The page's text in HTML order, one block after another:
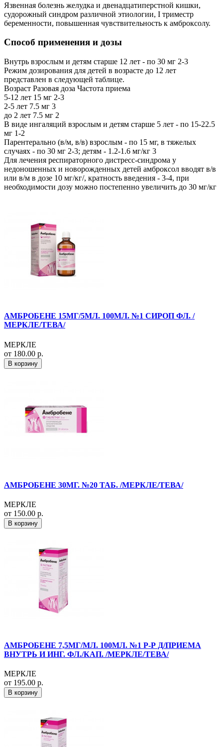
Язвенная болезнь желудка и двенадцатиперстной кишки,
судорожный синдром различной этиологии, I триместр
беременности, повышенная чувствительность к амброксолу.
Способ применения и дозы
Внутрь взрослым и детям старше 12 лет - по 30 мг 2-3
Режим дозирования для детей в возрасте до 12 лет
представлен в следующей таблице.
Возраст Разовая доза Частота приема
5-12 лет 15 мг 2-3
2-5 лет 7.5 мг 3
до 2 лет 7.5 мг 2
В виде ингаляций взрослым и детям старше 5 лет - по 15-22.5
мг 1-2
Парентерально (в/м, в/в) взрослым - по 15 мг, в тяжелых
случаях - по 30 мг 2-3; детям - 1.2-1.6 мг/кг 3
Для лечения респираторного дистресс-синдрома у
недоношенных и новорожденных детей амброксол вводят в/в
или в/м в дозе 10 мг/кг/, кратность введения - 3-4, при
необходимости дозу можно постепенно увеличить до 30 мг/кг
АМБРОБЕНЕ 15МГ/5МЛ. 100МЛ. №1 СИРОП ФЛ. /
МЕРКЛЕ/ТЕВА/
МЕРКЛЕ
от 180.00 р.
В корзину
АМБРОБЕНЕ 30МГ. №20 ТАБ. /МЕРКЛЕ/ТЕВА/
МЕРКЛЕ
от 150.00 р.
В корзину
АМБРОБЕНЕ 7,5МГ/МЛ. 100МЛ. №1 Р-Р Д/ПРИЕМА
ВНУТРЬ И ИНГ. ФЛ./КАП. /МЕРКЛЕ/ТЕВА/
МЕРКЛЕ
от 195.00 р.
В корзину